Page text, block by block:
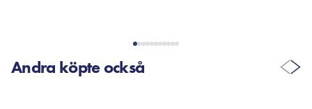
Andra köpte också